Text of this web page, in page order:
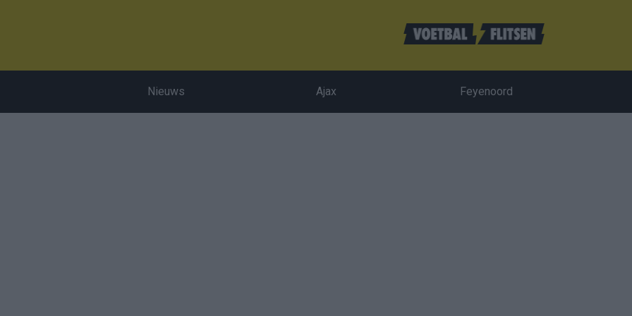
Nieuws Ajax Feyenoord